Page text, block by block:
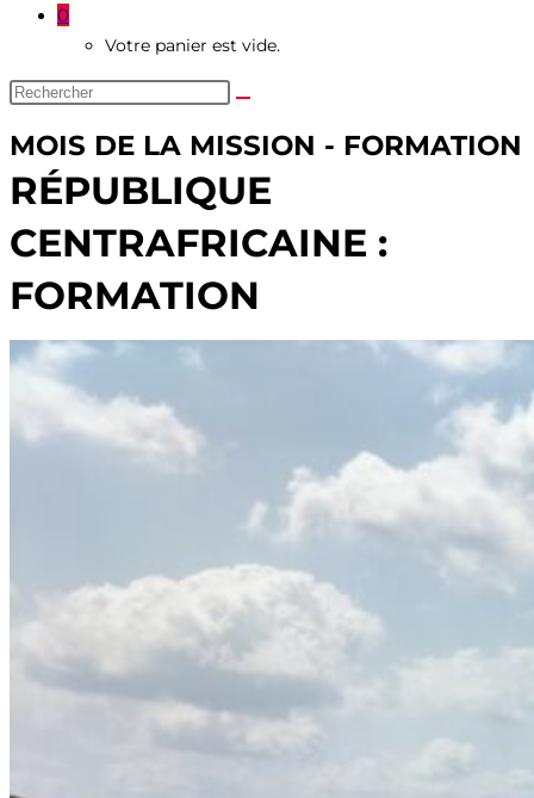
0
Votre panier est vide.
MOIS DE LA MISSION - FORMATION
RÉPUBLIQUE
CENTRAFRICAINE :
FORMATION